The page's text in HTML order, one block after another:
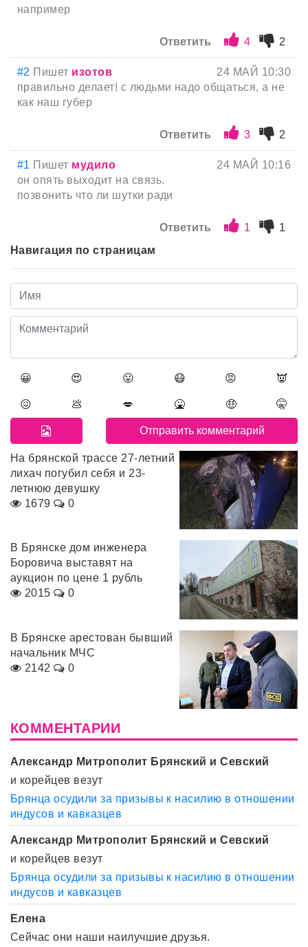
например
Ответить 4 2
#2 Пишет изотов
24 МАЙ 10:30
правильно делает! с людьми надо общаться, а не
как наш губер
Ответить 3 2
#1 Пишет мyдило
24 МАЙ 10:16
он опять выходит на связь.
позвонить что ли шутки ради
Ответить 1
1
Навигация по страницам
😀 😍 😛 😷 😡 👿
😖 💩 💋 🤮 🤑 🤫
На брянской трассе 27-летний
лихач погубил себя и 23-
летнюю девушку
1679
0
В Брянске дом инженера
Боровича выставят на
аукцион по цене 1 рубль
2015
0
В Брянске арестован бывший
начальник МЧС
2142
0
КОММЕНТАРИИ
Александр Митрополит Брянский и Севский
и корейцев везут
Брянца осудили за призывы к насилию в отношении
индусов и кавказцев
Александр Митрополит Брянский и Севский
и корейцев везут
Брянца осудили за призывы к насилию в отношении
индусов и кавказцев
Елена
Сейчас они наши наилучшие друзья.